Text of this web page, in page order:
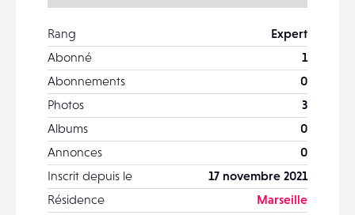
Rang
Expert
Abonné
1
Abonnements
0
Photos
3
Albums
0
Annonces
0
Inscrit depuis le
17 novembre 2021
Résidence
Marseille